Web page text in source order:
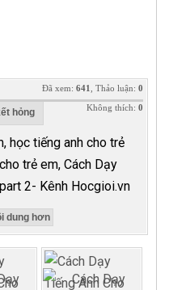
hỏng
Đã xem: 641 , Thảo luận: 0
Không thích: 0
học tiếng anh cho trẻ
trẻ em, Cách Dạy
2- Kênh Hocgioi.vn
dung hơn